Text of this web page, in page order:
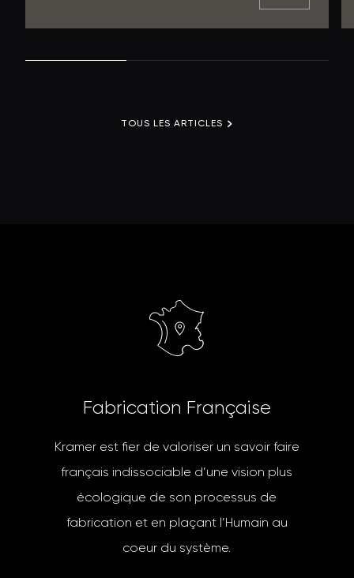
TOUS LES ARTICLES
Fa brication Française
Kramer est fier de valoriser un savoir faire
français indissociable d’une vision plus
écologique de son processus de
fabrication et en plaçant l’Humain au
coeur du système.